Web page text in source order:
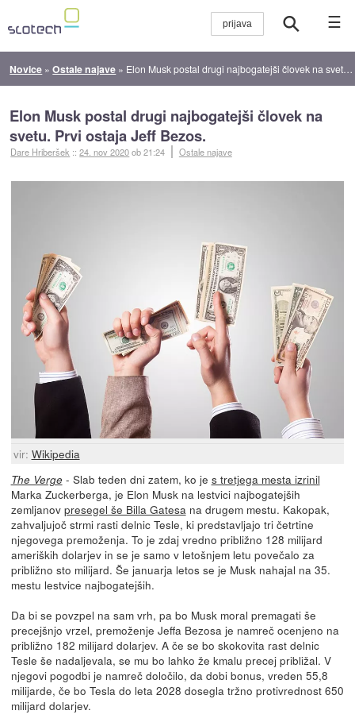
☰
Novice »Ostale najave » Elon Musk postal drugi najbogatejši človek na svetu. Prvi ostaja Jeff Bezos.
Elon Musk postal drugi najbogatejši človek na
svetu. Prvi ostaja Jeff Bezos.
Dare Hriberšek ::24. nov 2020ob 21:24 Ostale najave
vir: Wikipedia
The Verge- Slab teden dni zatem, ko je s tretjega mesta izrinil
Marka Zuckerberga, je Elon Musk na lestvici najbogatejših
zemljanov presegel še Billa Gatesa na drugem mestu. Kakopak,
zahvaljujoč strmi rasti delnic Tesle, ki predstavljajo tri četrtine
njegovega premoženja. To je zdaj vredno približno 128 milijard
ameriških dolarjev in se je samo v letošnjem letu povečalo za
približno sto milijard. Še januarja letos se je Musk nahajal na 35.
mestu lestvice najbogatejših.
Da bi se povzpel na sam vrh, pa bo Musk moral premagati še
precejšnjo vrzel, premoženje Jeffa Bezosa je namreč ocenjeno na
približno 182 milijard dolarjev. A če se bo skokovita rast delnic
Tesle še nadaljevala, se mu bo lahko že kmalu precej približal. V
njegovi pogodbi je namreč določilo, da dobi bonus, vreden 55,8
milijarde, če bo Tesla do leta 2028 dosegla tržno protivrednost 650
milijard dolarjev.